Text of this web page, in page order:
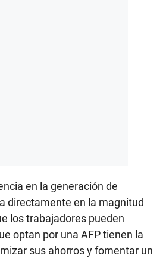
en la generación de
directamente en la magnitud
los trabajadores pueden
optan por una AFP tienen la
sus ahorros y fomentar un